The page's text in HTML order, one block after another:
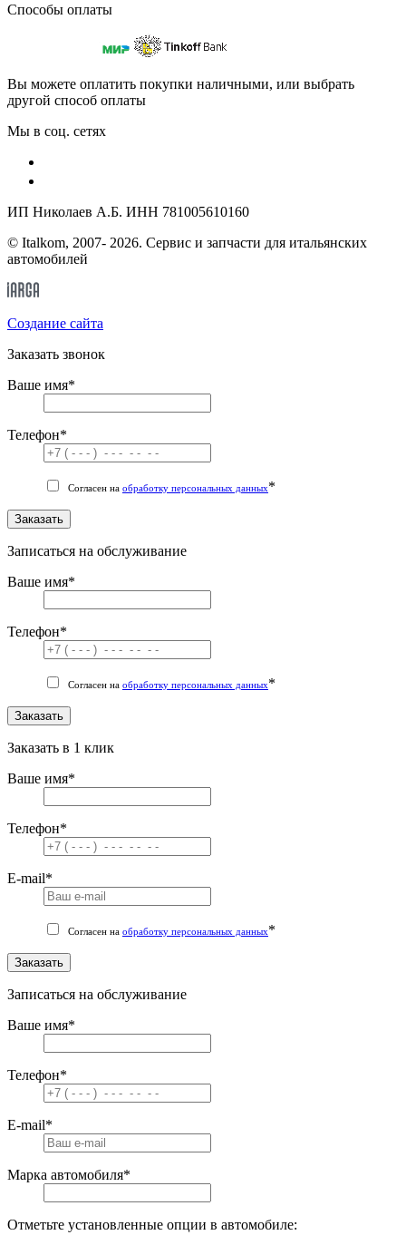
Способы оплаты
Вы можете оплатить покупки наличными, или выбрать
другой способ оплаты
Мы в соц. сетях
ИП Николаев А.Б. ИНН 781005610160
© Italkom, 2007- 2026. Сервис и запчасти для итальянских
автомобилей
Cоздание сайта
Заказать звонок
Ваше имя*
Телефон*
Согласен на обработку персональных данных*
Заказать
Записаться на обслуживание
Ваше имя*
Телефон*
Согласен на обработку персональных данных*
Заказать
Заказать в 1 клик
Ваше имя*
Телефон*
E-mail*
Согласен на обработку персональных данных*
Заказать
Записаться на обслуживание
Ваше имя*
Телефон*
E-mail*
Марка автомобиля*
Отметьте установленные опции в автомобиле: